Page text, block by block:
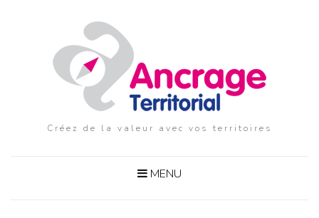
Créez de la valeur avec vos territoires
MENU